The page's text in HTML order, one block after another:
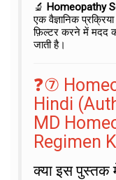
🔬 Homeopathy
एक वैज्ञानिक
फ़िल्टर करने में मदद
जाती है।
❓⑦
Hindi
MD
Regimen
क्या इस पुस्तक